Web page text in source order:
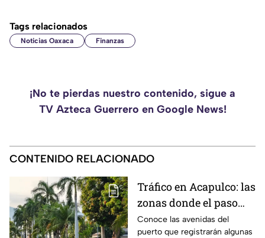
Tags relacionados
Noticias Oaxaca Finanzas
¡No te pierdas nuestro contenido, sigue a
TV Azteca Guerrero en Google News!
CONTENIDO RELACIONADO
Tráfico en Acapulco: las
zonas donde el paso
será lento
Conoce las avenidas del
puerto que registrarán algunas